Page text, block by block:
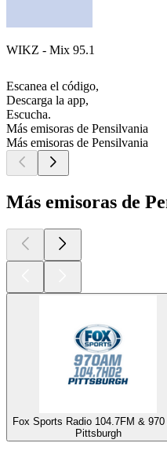
WIKZ - Mix 95.1
Escanea el código,
Descarga la app,
Escucha.
Más emisoras de Pensilvania
Más emisoras de Pensilvania
Más emisoras de
Fox Sports Radio 104.7FM & 970
Pittsburgh